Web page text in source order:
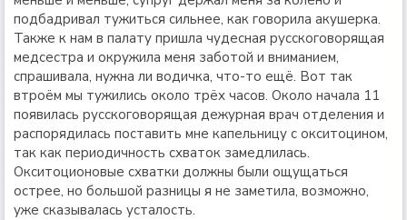
подбадривал тужиться сильнее, как говорила акушерка.
Также к нам в палату пришла чудесная русскоговорящая
медсестра и окружила меня заботой и вниманием,
спрашивала, нужна ли водичка, что-то ещё. Вот так
втроём мы тужились около трёх часов. Около начала 11
появилась русскоговорящая дежурная врач отделения и
распорядилась поставить мне капельницу с окситоцином,
так как периодичность схваток замедлилась.
Окситоционовые схватки должны были ощущаться
острее, но большой разницы я не заметила, возможно,
уже сказывалась усталость.